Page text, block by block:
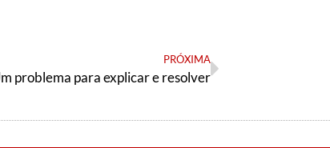
PRÓXIMA
problema para explicar e resolver